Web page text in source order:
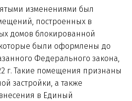
изменениями был
построенных в
домов блокированной
были оформлены до
Федерального закона,
г. Такие помещения признаны
застройки, а также
в Единый